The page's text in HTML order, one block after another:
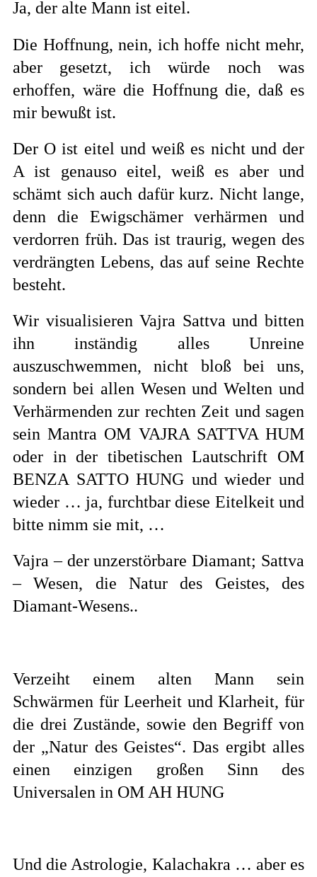
Ja, der alte Mann ist eitel.
Die Hoffnung, nein, ich hoffe nicht mehr,
aber gesetzt, ich würde noch was
erhoffen, wäre die Hoffnung die, daß es
mir bewußt ist.
Der O ist eitel und weiß es nicht und der
A ist genauso eitel, weiß es aber und
schämt sich auch dafür kurz. Nicht lange,
denn die Ewigschämer verhärmen und
verdorren früh. Das ist traurig, wegen des
verdrängten Lebens, das auf seine Rechte
besteht.
Wir visualisieren Vajra Sattva und bitten
ihn inständig alles Unreine
auszuschwemmen, nicht bloß bei uns,
sondern bei allen Wesen und Welten und
Verhärmenden zur rechten Zeit und sagen
sein Mantra OM VAJRA SATTVA HUM
oder in der tibetischen Lautschrift OM
BENZA SATTO HUNG und wieder und
wieder … ja, furchtbar diese Eitelkeit und
bitte nimm sie mit, …
Vajra – der unzerstörbare Diamant; Sattva
– Wesen, die Natur des Geistes, des
Diamant-Wesens..
Verzeiht einem alten Mann sein
Schwärmen für Leerheit und Klarheit, für
die drei Zustände, sowie den Begriff von
der „Natur des Geistes“. Das ergibt alles
einen einzigen großen Sinn des
Universalen in OM AH HUNG
Und die Astrologie, Kalachakra … aber es